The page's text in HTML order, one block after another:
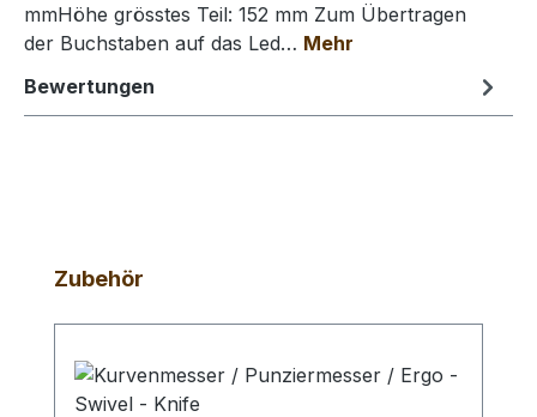
mmHöhe grösstes Teil: 152 mm Zum Übertragen
der Buchstaben auf das Led… Mehr
Bewertungen
Produktgalerie überspringen
Zubehör